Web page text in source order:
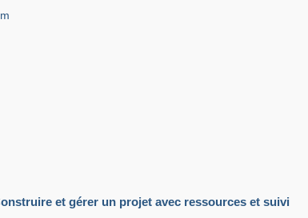
et gérer un projet avec ressources et suivi